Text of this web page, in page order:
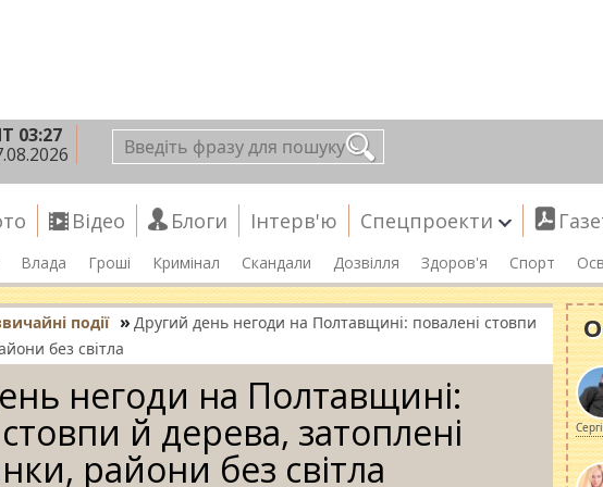
03:27
Відео Блоги Інтерв'ю Спецпроекти
Влада Гроші Кримінал Скандали Дозвілля Здоров'я Спорт
події » Другий день негоди на Полтавщині: повалені стовпи
без світла
негоди на Полтавщині:
й дерева, затоплені
райони без світла